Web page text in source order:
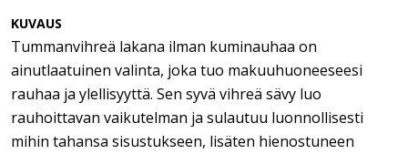
KUVAUS
Tummanvihreä lakana ilman kuminauhaa on
ainutlaatuinen valinta, joka tuo makuuhuoneeseesi
rauhaa ja ylellisyyttä. Sen syvä vihreä sävy luo
rauhoittavan vaikutelman ja sulautuu luonnollisesti
mihin tahansa sisustukseen, lisäten hienostuneen